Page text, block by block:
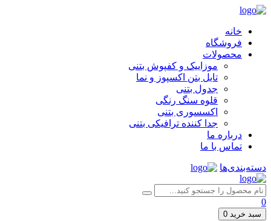
خانه
فروشگاه
محصولات
موزاییک و کفپوش بتنی
تایل بتن اکسپوز و نما
جدول بتنی
قلوه سنگ رنگی
اکسسوری بتنی
جدا کننده ترافیکی بتنی
درباره ما
تماس با ما
دسته‌بندی‌ها
0
سبد خرید 0